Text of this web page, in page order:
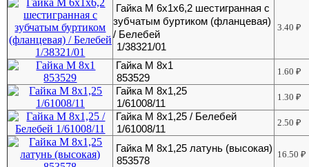
Гайка М 6х1х6,2 шестигранная с
зубчатым буртиком (фланцевая)
/ Белебей
1/38321/01
3.40₽
Гайка М 8х1
853529
1.60₽
Гайка М 8х1,25
1/61008/11
1.30₽
Гайка М 8х1,25 / Белебей
1/61008/11
2.50₽
Гайка М 8х1,25 латунь (высокая)
853578
16.50₽